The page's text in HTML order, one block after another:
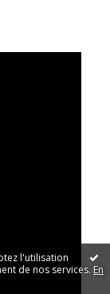
l'utilisation
de nos services. En